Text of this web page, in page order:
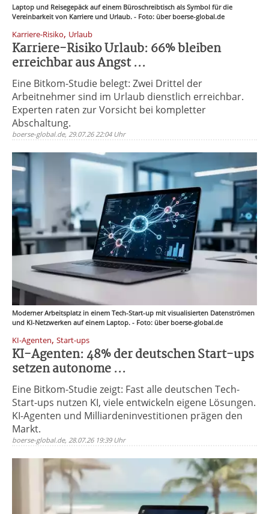
Laptop und Reisegepäck auf einem Büroschreibtisch als Symbol für die
Vereinbarkeit von Karriere und Urlaub. - Foto: über boerse-global.de
Karriere-Risiko, Urlaub
Karriere-Risiko Urlaub: 66% bleiben
erreichbar aus Angst ...
Eine Bitkom-Studie belegt: Zwei Drittel der
Arbeitnehmer sind im Urlaub dienstlich erreichbar.
Experten raten zur Vorsicht bei kompletter
Abschaltung.
boerse-global.de, 29.07.26 22:04 Uhr
Moderner Arbeitsplatz in einem Tech-Start-up mit visualisierten Datenströmen
und KI-Netzwerken auf einem Laptop. - Foto: über boerse-global.de
KI-Agenten, Start-ups
KI-Agenten: 48% der deutschen Start-ups
setzen autonome ...
Eine Bitkom-Studie zeigt: Fast alle deutschen Tech-
Start-ups nutzen KI, viele entwickeln eigene Lösungen.
KI-Agenten und Milliardeninvestitionen prägen den
Markt.
boerse-global.de, 28.07.26 19:39 Uhr